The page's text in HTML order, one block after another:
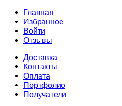
Главная
Избранное
Войти
Отзывы
Доставка
Контакты
Оплата
Портфолио
Получатели